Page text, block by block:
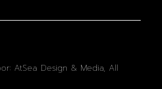
AtSea Design & Media, All